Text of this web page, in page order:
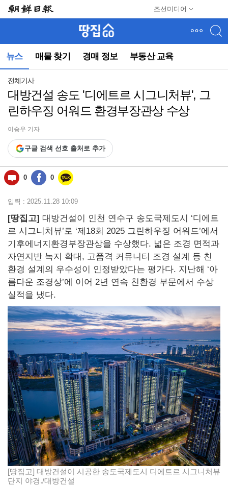
조선미디어
뉴스 매물 찾기 경매 정보 부동산 교육
뉴
(컨
동)
전체기사
대방건설 송도 '디에트르 시그니처뷰', 그
린하우징 어워드 환경부장관상 수상
이승우 기자
구글 검색 선호 출처로 추가
0 0
입력 : 2025.11.28 10:09
[땅집고] 대방건설이 인천 연수구 송도국제도시 ‘디에트
르 시그니처뷰’로 ‘제18회 2025 그린하우징 어워드’에서
기후에너지환경부장관상을 수상했다. 넓은 조경 면적과
자연지반 녹지 확대, 고품격 커뮤니티 조경 설계 등 친
환경 설계의 우수성이 인정받았다는 평가다. 지난해 ‘아
름다운 조경상’에 이어 2년 연속 친환경 부문에서 수상
실적을 냈다.
[땅집고] 대방건설이 시공한 송도국제도시 디에트르 시그니처뷰
단지 야경./대방건설